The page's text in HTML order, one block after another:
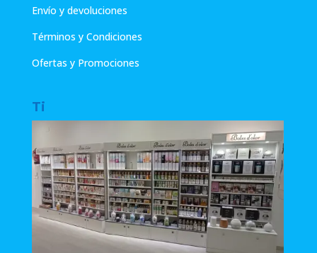
Envío y devoluciones
Términos y Condiciones
Ofertas y Promociones
Ti